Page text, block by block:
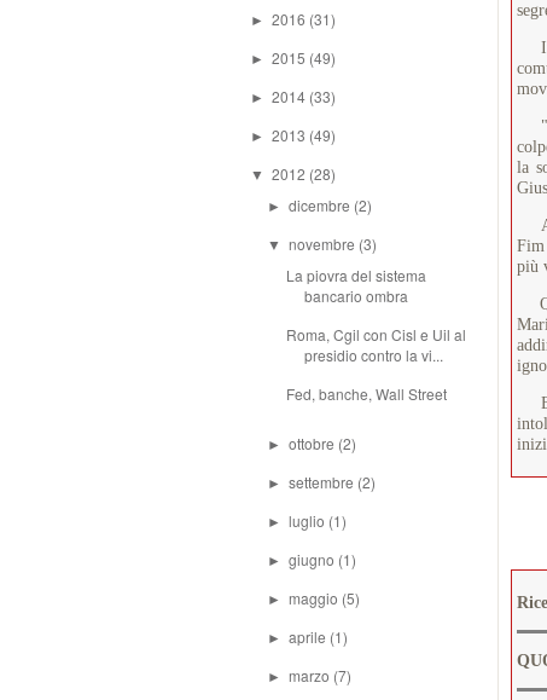
► 2016 (31)
► 2015 (49)
► 2014 (33)
► 2013 (49)
▼ 2012 (28)
►dicembre (2)
▼novembre (3)
La piovra del sistema
bancario ombra
Roma, Cgil con Cisl e Uil al
presidio contro la vi...
Fed, banche, Wall Street
►ottobre (2)
►settembre (2)
► luglio (1)
►giugno (1)
► maggio (5)
►aprile (1)
► marzo (7)
In
"È
la
Fim
più
E